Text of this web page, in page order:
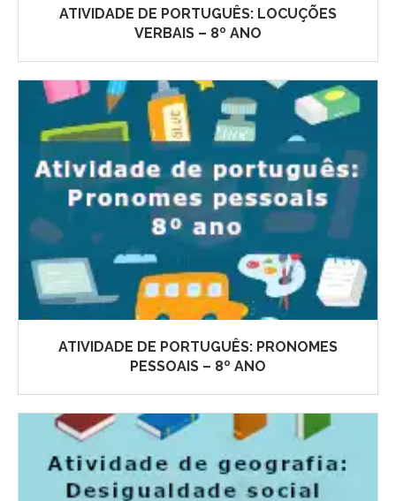
ATIVIDADE DE PORTUGUÊS: LOCUÇÕES
VERBAIS – 8º ANO
ATIVIDADE DE PORTUGUÊS: PRONOMES
PESSOAIS – 8º ANO